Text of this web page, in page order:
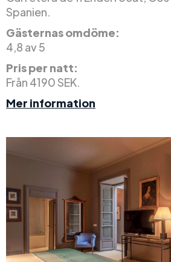
Spanien.
Gästernas omdöme:
4,8 av 5
Pris per natt:
Från 4190 SEK.
Mer information